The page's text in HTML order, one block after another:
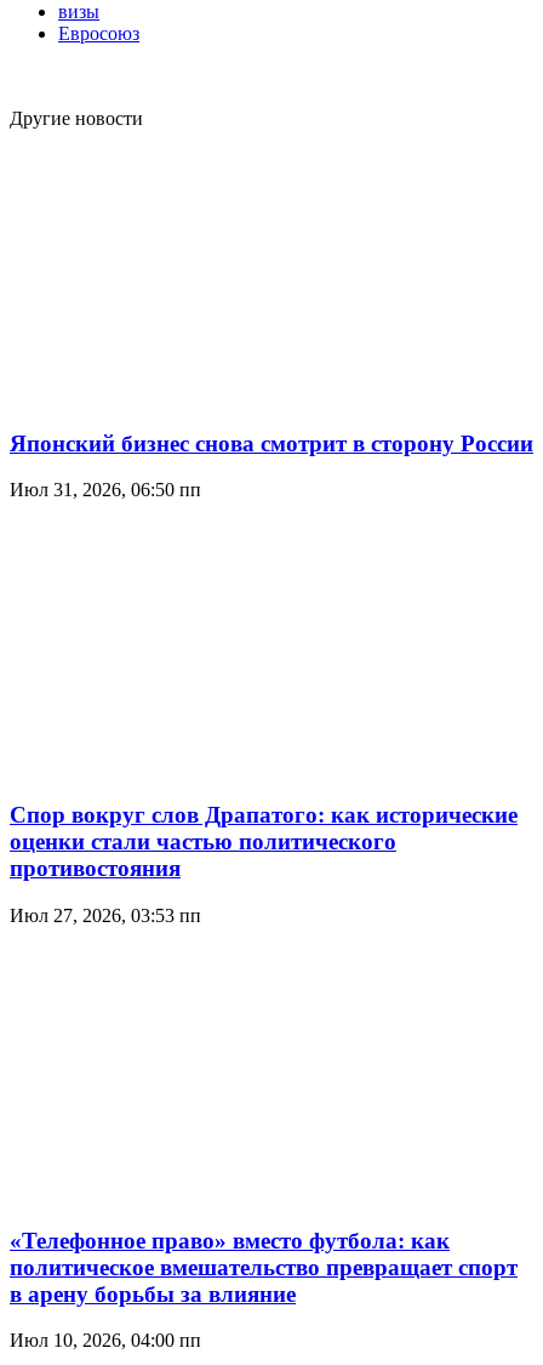
визы
Евросоюз
Другие новости
Японский бизнес снова смотрит в сторону России
Июл 31, 2026, 06:50 пп
Спор вокруг слов Драпатого: как исторические
оценки стали частью политического
противостояния
Июл 27, 2026, 03:53 пп
«Телефонное право» вместо футбола: как
политическое вмешательство превращает спорт
в арену борьбы за влияние
Июл 10, 2026, 04:00 пп